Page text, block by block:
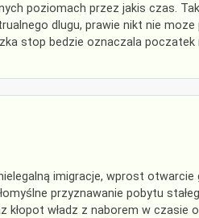
poziomach przez jakis czas.
dlugu, prawie nikt nie moze
stop bedzie oznaczala poczatek
imigracje, wprost otwarcie
przyznawanie pobytu
kłopot władz z naborem w czasie